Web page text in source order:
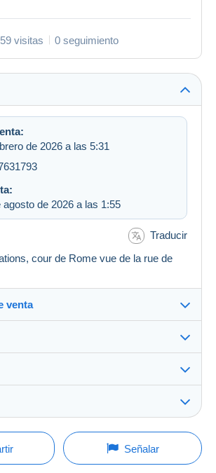
59 visitas 0 seguimiento
de 2026 a las 5:31
agosto de 2026 a las 1:55
Traducir
cour de Rome vue de la rue de
venta
países
del pago
100%(10284x)
Tienda
pregunta, debe iniciar una
Última actualización: 12:48:53
Señalar